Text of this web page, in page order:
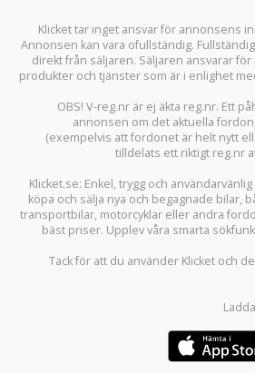
Klicket tar inget ansvar för annonsens
Annonsen kan vara ofullständig.
direkt från säljaren. Säljaren ansvarar
produkter och tjänster som är i enlighet
OBS! V-reg.nr är ej äkta reg.nr. Ett
annonsen om det aktuella
(exempelvis att fordonet är helt nytt
tilldelats ett riktigt reg.nr
Klicket.se: Enkel, trygg och
köpa och sälja nya och begagnade bilar,
transportbilar, motorcyklar eller andra
bäst priser. Upplev våra smarta
Tack för att du använder Klicket och